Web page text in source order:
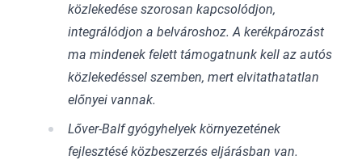
közlekedése szorosan kapcsolódjon,
integrálódjon a belvároshoz. A kerékpározást
ma mindenek felett támogatnunk kell az autós
közlekedéssel szemben, mert elvitathatatlan
előnyei vannak.
Lőver-Balf gyógyhelyek környezetének
fejlesztésé közbeszerzés eljárásban van.